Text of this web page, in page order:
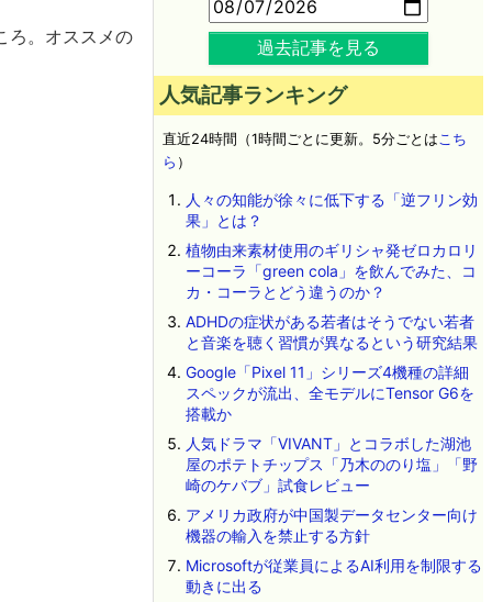
ろ。オススメの
過去記事を見る
人気記事ランキング
直近24時間（1時間ごとに更新。5分ごとはこち
ら ）
人々の知能が徐々に低下する「逆フリン効
果」とは？
植物由来素材使用のギリシャ発ゼロカロリ
ーコーラ「green cola」を飲んでみた、コ
カ・コーラとどう違うのか？
ADHDの症状がある若者はそうでない若者
と音楽を聴く習慣が異なるという研究結果
Google「Pixel 11」シリーズ4機種の詳細
スペックが流出、全モデルにTensor G6を
搭載か
人気ドラマ「VIVANT」とコラボした湖池
屋のポテトチップス「乃木ののり塩」「野
崎のケバブ」試食レビュー
アメリカ政府が中国製データセンター向け
機器の輸入を禁止する方針
Microsoftが従業員によるAI利用を制限する
動きに出る